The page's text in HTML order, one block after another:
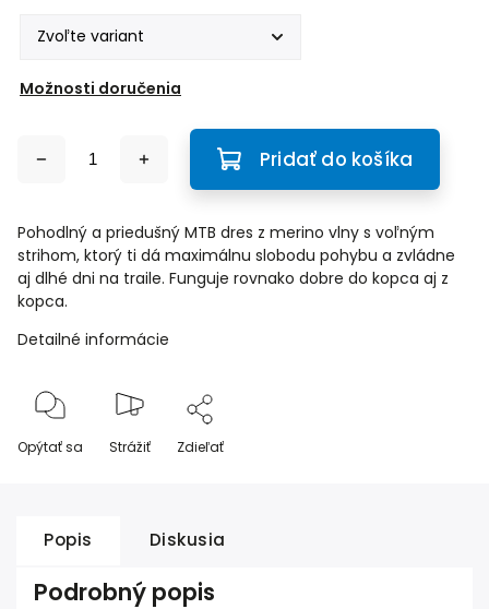
Možnosti doručenia
Pridať do košíka
Pohodlný a priedušný MTB dres z merino vlny s voľným
strihom, ktorý ti dá maximálnu slobodu pohybu a zvládne
aj dlhé dni na traile. Funguje rovnako dobre do kopca aj z
kopca.
Detailné informácie
Opýtať sa Strážiť Zdieľať
Popis Diskusia
Podrobný popis